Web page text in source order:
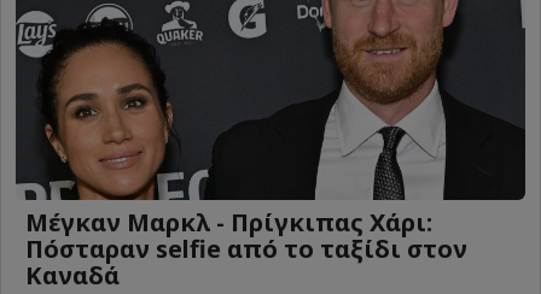
Μέγκαν Μαρκλ - Πρίγκιπας Χάρι:
Πόσταραν selfie από το ταξίδι στον
Καναδά